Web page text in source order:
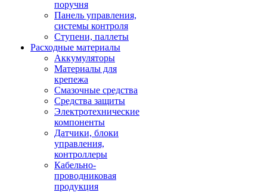
поручня
Панель управления,
системы контроля
Ступени, паллеты
Расходные материалы
Аккумуляторы
Материалы для
крепежа
Смазочные средства
Средства защиты
Электротехнические
компоненты
Датчики, блоки
управления,
контроллеры
Кабельно-
проводниковая
продукция